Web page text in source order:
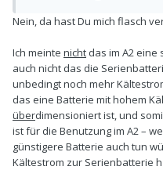
Nein, da hast Du mich flasch
Ich meinte nicht das im A2
auch nicht das die
unbedingt noch mehr
das eine Batterie mit hohem
überdimensioniert ist, und
ist für die Benutzung im A2 –
günstigere Batterie auch tun
Kältestrom zur Serienbatterie